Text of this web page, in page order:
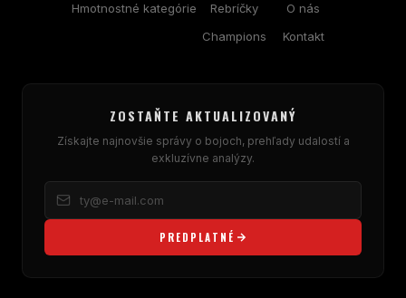
Hmotnostné kategórie
Rebríčky
Champions
O nás
Kontakt
ZOSTAŇTE AKTUALIZOVANÝ
Získajte najnovšie správy o bojoch, prehľady udalostí a
exkluzívne analýzy.
PREDPLATNÉ